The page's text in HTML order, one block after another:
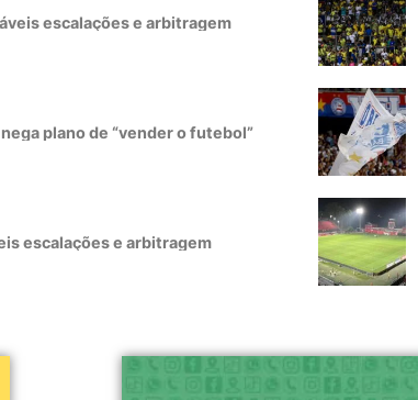
escalações e arbitragem
plano de “vender o futebol”
escalações e arbitragem